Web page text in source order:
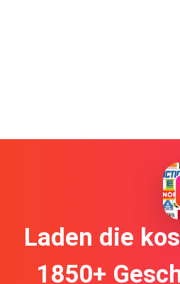
Laden die
1850+